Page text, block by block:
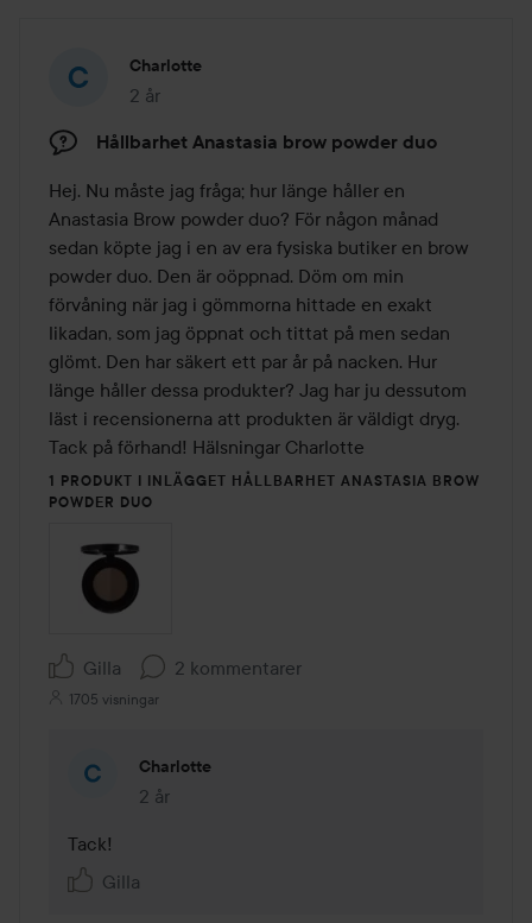
Charlotte
2 år
Inlägget skapades 2 år
Hållbarhet Anastasia brow powder duo
Hej. Nu måste jag fråga; hur länge håller en
Anastasia Brow powder duo? För någon månad
sedan köpte jag i en av era fysiska butiker en brow
powder duo. Den är oöppnad. Döm om min
förvåning när jag i gömmorna hittade en exakt
likadan, som jag öppnat och tittat på men sedan
glömt. Den har säkert ett par år på nacken. Hur
länge håller dessa produkter? Jag har ju dessutom
läst i recensionerna att produkten är väldigt dryg.
Tack på förhand! Hälsningar Charlotte
1 PRODUKT I INLÄGGET HÅLLBARHET ANASTASIA BROW
POWDER DUO
Gilla 2 kommentarer
1705 visningar
Charlotte
2 år
Kommentaren lades 2 år
Tack!
Gilla